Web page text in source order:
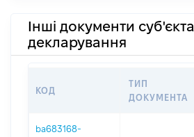
Інші документи суб'єкта
декларування
КОД
ТИП
ДОКУМЕНТА
ba683168-